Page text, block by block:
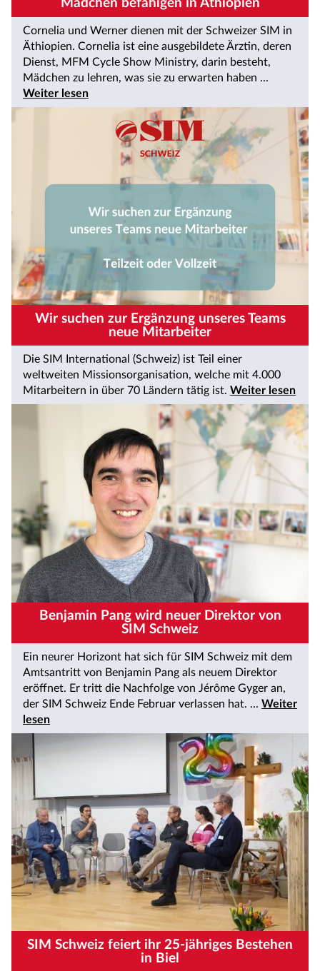
Mädchen befähigen in Äthiopien
Cornelia und Werner dienen mit der Schweizer SIM in
Äthiopien. Cornelia ist eine ausgebildete Ärztin, deren
Dienst, MFM Cycle Show Ministry, darin besteht,
Mädchen zu lehren, was sie zu erwarten haben ...
Weiter lesen
Wir suchen zur Ergänzung unseres Teams
neue Mitarbeiter
Die SIM International (Schweiz) ist Teil einer
weltweiten Missionsorganisation, welche mit 4.000
Mitarbeitern in über 70 Ländern tätig ist. Weiter lesen
Benjamin Pang wird neuer Direktor von
SIM Schweiz
Ein neurer Horizont hat sich für SIM Schweiz mit dem
Amtsantritt von Benjamin Pang als neuem Direktor
eröffnet. Er tritt die Nachfolge von Jérôme Gyger an,
der SIM Schweiz Ende Februar verlassen hat. ... Weiter
lesen
SIM Schweiz feiert ihr 25-jähriges Bestehen
in Biel